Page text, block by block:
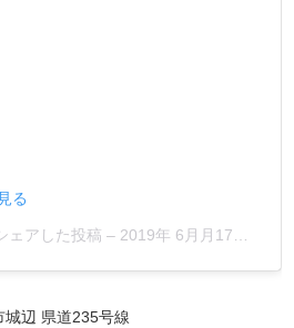
る
ェアした投稿 – 2019年 6月月17日午前2時33分PDT
辺 県道235号線